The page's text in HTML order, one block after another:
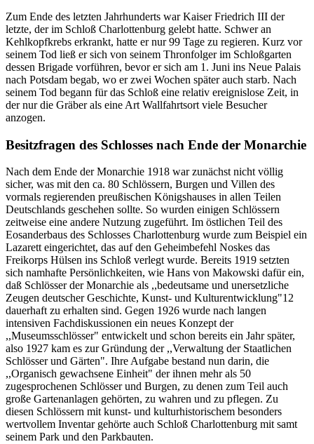
Zum Ende des letzten Jahrhunderts war Kaiser Friedrich III der
letzte, der im Schloß Charlottenburg gelebt hatte. Schwer an
Kehlkopfkrebs erkrankt, hatte er nur 99 Tage zu regieren. Kurz vor
seinem Tod ließ er sich von seinem Thronfolger im Schloßgarten
dessen Brigade vorführen, bevor er sich am 1. Juni ins Neue Palais
nach Potsdam begab, wo er zwei Wochen später auch starb. Nach
seinem Tod begann für das Schloß eine relativ ereignislose Zeit, in
der nur die Gräber als eine Art Wallfahrtsort viele Besucher
anzogen.
Besitzfragen des Schlosses nach Ende der Monarchie
Nach dem Ende der Monarchie 1918 war zunächst nicht völlig
sicher, was mit den ca. 80 Schlössern, Burgen und Villen des
vormals regierenden preußischen Königshauses in allen Teilen
Deutschlands geschehen sollte. So wurden einigen Schlössern
zeitweise eine andere Nutzung zugeführt. Im östlichen Teil des
Eosanderbaus des Schlosses Charlottenburg wurde zum Beispiel ein
Lazarett eingerichtet, das auf den Geheimbefehl Noskes das
Freikorps Hülsen ins Schloß verlegt wurde. Bereits 1919 setzten
sich namhafte Persönlichkeiten, wie Hans von Makowski dafür ein,
daß Schlösser der Monarchie als ,,bedeutsame und unersetzliche
Zeugen deutscher Geschichte, Kunst- und Kulturentwicklung"12
dauerhaft zu erhalten sind. Gegen 1926 wurde nach langen
intensiven Fachdiskussionen ein neues Konzept der
,,Museumsschlösser" entwickelt und schon bereits ein Jahr später,
also 1927 kam es zur Gründung der ,,Verwaltung der Staatlichen
Schlösser und Gärten". Ihre Aufgabe bestand nun darin, die
,,Organisch gewachsene Einheit" der ihnen mehr als 50
zugesprochenen Schlösser und Burgen, zu denen zum Teil auch
große Gartenanlagen gehörten, zu wahren und zu pflegen. Zu
diesen Schlössern mit kunst- und kulturhistorischem besonders
wertvollem Inventar gehörte auch Schloß Charlottenburg mit samt
seinem Park und den Parkbauten.